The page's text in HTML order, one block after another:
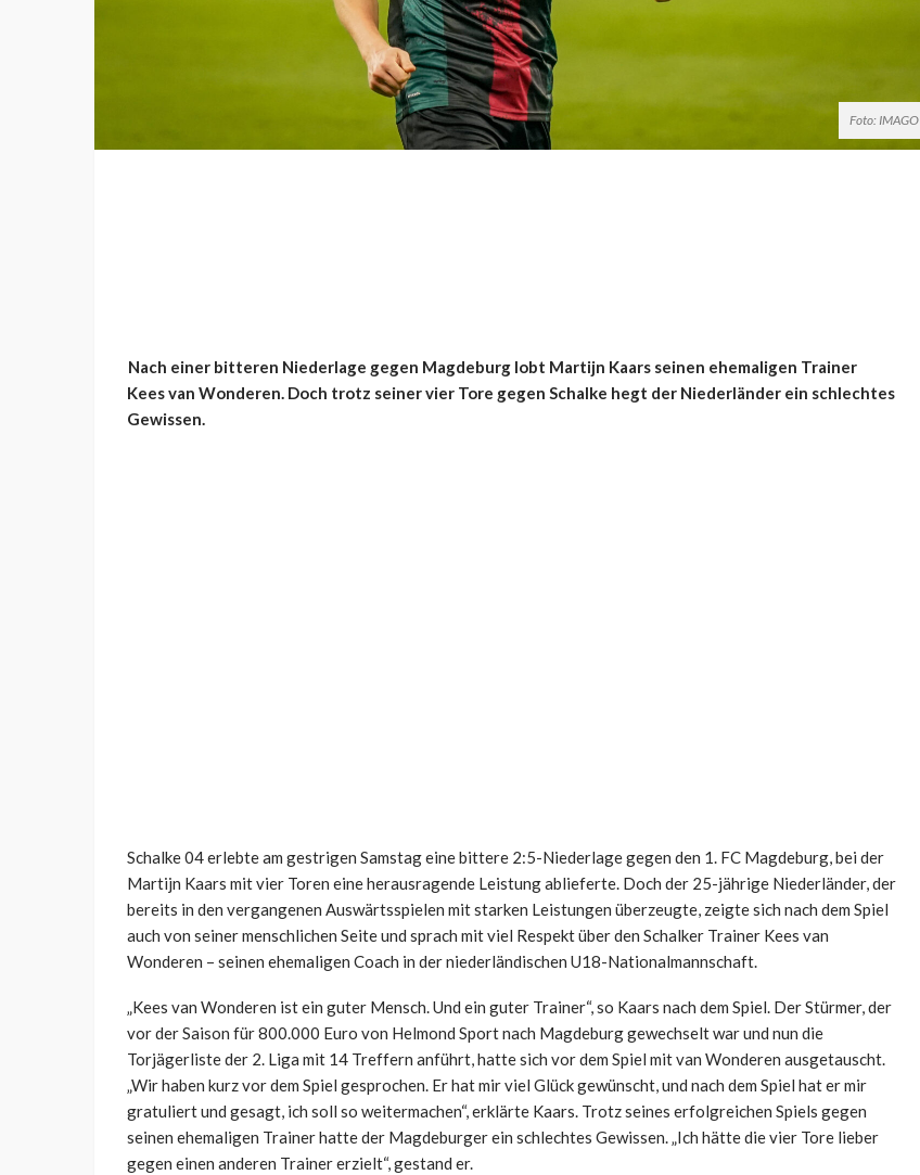
Foto: IMAGO
Nach einer bitteren Niederlage gegen Magdeburg lobt Martijn Kaars seinen ehemaligen Trainer
Kees van Wonderen. Doch trotz seiner vier Tore gegen Schalke hegt der Niederländer ein schlechtes
Gewissen.
Schalke 04 erlebte am gestrigen Samstag eine bittere 2:5-Niederlage gegen den 1. FC Magdeburg, bei der
Martijn Kaars mit vier Toren eine herausragende Leistung ablieferte. Doch der 25-jährige Niederländer, der
bereits in den vergangenen Auswärtsspielen mit starken Leistungen überzeugte, zeigte sich nach dem Spiel
auch von seiner menschlichen Seite und sprach mit viel Respekt über den Schalker Trainer Kees van
Wonderen – seinen ehemaligen Coach in der niederländischen U18-Nationalmannschaft.
„Kees van Wonderen ist ein guter Mensch. Und ein guter Trainer“, so Kaars nach dem Spiel. Der Stürmer, der
vor der Saison für 800.000 Euro von Helmond Sport nach Magdeburg gewechselt war und nun die
Torjägerliste der 2. Liga mit 14 Treffern anführt, hatte sich vor dem Spiel mit van Wonderen ausgetauscht.
„Wir haben kurz vor dem Spiel gesprochen. Er hat mir viel Glück gewünscht, und nach dem Spiel hat er mir
gratuliert und gesagt, ich soll so weitermachen“, erklärte Kaars. Trotz seines erfolgreichen Spiels gegen
seinen ehemaligen Trainer hatte der Magdeburger ein schlechtes Gewissen. „Ich hätte die vier Tore lieber
gegen einen anderen Trainer erzielt“, gestand er.